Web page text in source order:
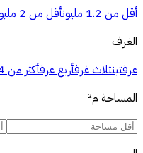
أقل من 1.2 مليون
أقل من 2 مليون
الغرف
غرفتينثلاث غرفأربع غرفأكثر من 4 غرف
المساحة م²